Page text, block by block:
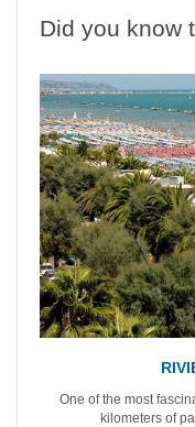
Did you know
One of the most
kilometers of